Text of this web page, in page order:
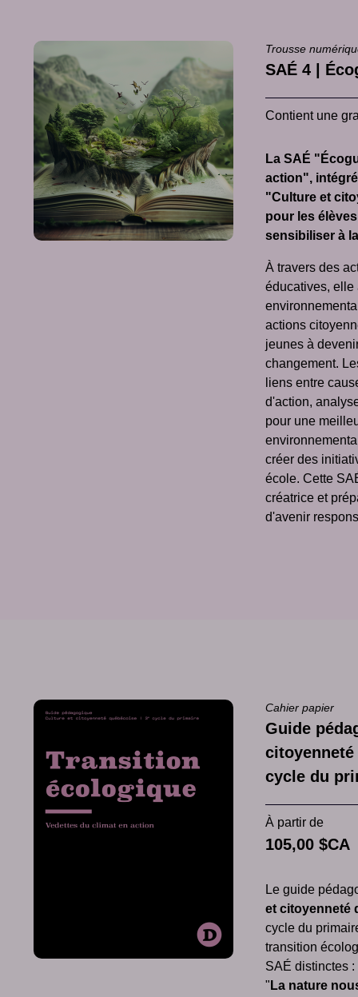
Trousse
SAÉ 4 |
Contient une
La SAÉ
action",
"Culture et
pour les
sensibiliser à
À travers des
éducatives, elle
actions
jeunes à
changement.
liens entre
d'action,
pour une
créer des
école. Cette
créatrice et
d'avenir
Cahier papier
Guide
citoyenneté
cycle du
À partir de
105,00 $CA
Le guide
et citoyenneté
cycle du
transition
SAÉ distinctes :
" La nature